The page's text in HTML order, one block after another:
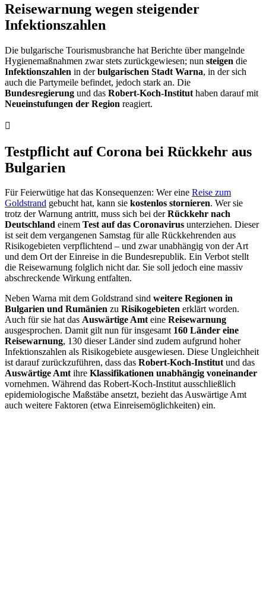
Reisewarnung wegen steigender
Infektionszahlen
Die bulgarische Tourismusbranche hat Berichte über mangelnde
Hygienemaßnahmen zwar stets zurückgewiesen; nun steigen die
Infektionszahlen in derbulgarischen Stadt Warna, in der sich
auch die Partymeile befindet, jedoch stark an. Die
Bundesregierung und das Robert-Koch-Institut haben darauf mit
Neueinstufungen der Region reagiert.
Testpflicht auf Corona bei Rückkehr aus
Bulgarien
Für Feierwütige hat das Konsequenzen: Wer eine Reise zum
Goldstrand gebucht hat, kann sie kostenlos stornieren. Wer sie
trotz der Warnung antritt, muss sich bei derRückkehr nach
Deutschland einem Test auf das Coronavirus unterziehen. Dieser
ist seit dem vergangenen Samstag für alle Rückkehrenden aus
Risikogebieten verpflichtend – und zwar unabhängig von der Art
und dem Ort der Einreise in die Bundesrepublik. Ein Verbot stellt
die Reisewarnung folglich nicht dar. Sie soll jedoch eine massiv
abschreckende Wirkung entfalten.
Neben Warna mit dem Goldstrand sind weitere Regionen in
Bulgarien und Rumänien zu Risikogebieten erklärt worden.
Auch für sie hat das Auswärtige Amteine Reisewarnung
ausgesprochen. Damit gilt nun für insgesamt 160 Länder eine
Reisewarnung, 130 dieser Länder sind zudem aufgrund hoher
Infektionszahlen als Risikogebiete ausgewiesen. Diese Ungleichheit
ist darauf zurückzuführen, dass das Robert-Koch-Institutund das
Auswärtige Amtihre Klassifikationen unabhängig voneinander
vornehmen. Während das Robert-Koch-Institut ausschließlich
epidemiologische Maßstäbe ansetzt, bezieht das Auswärtige Amt
auch weitere Faktoren (etwa Einreisemöglichkeiten) ein.